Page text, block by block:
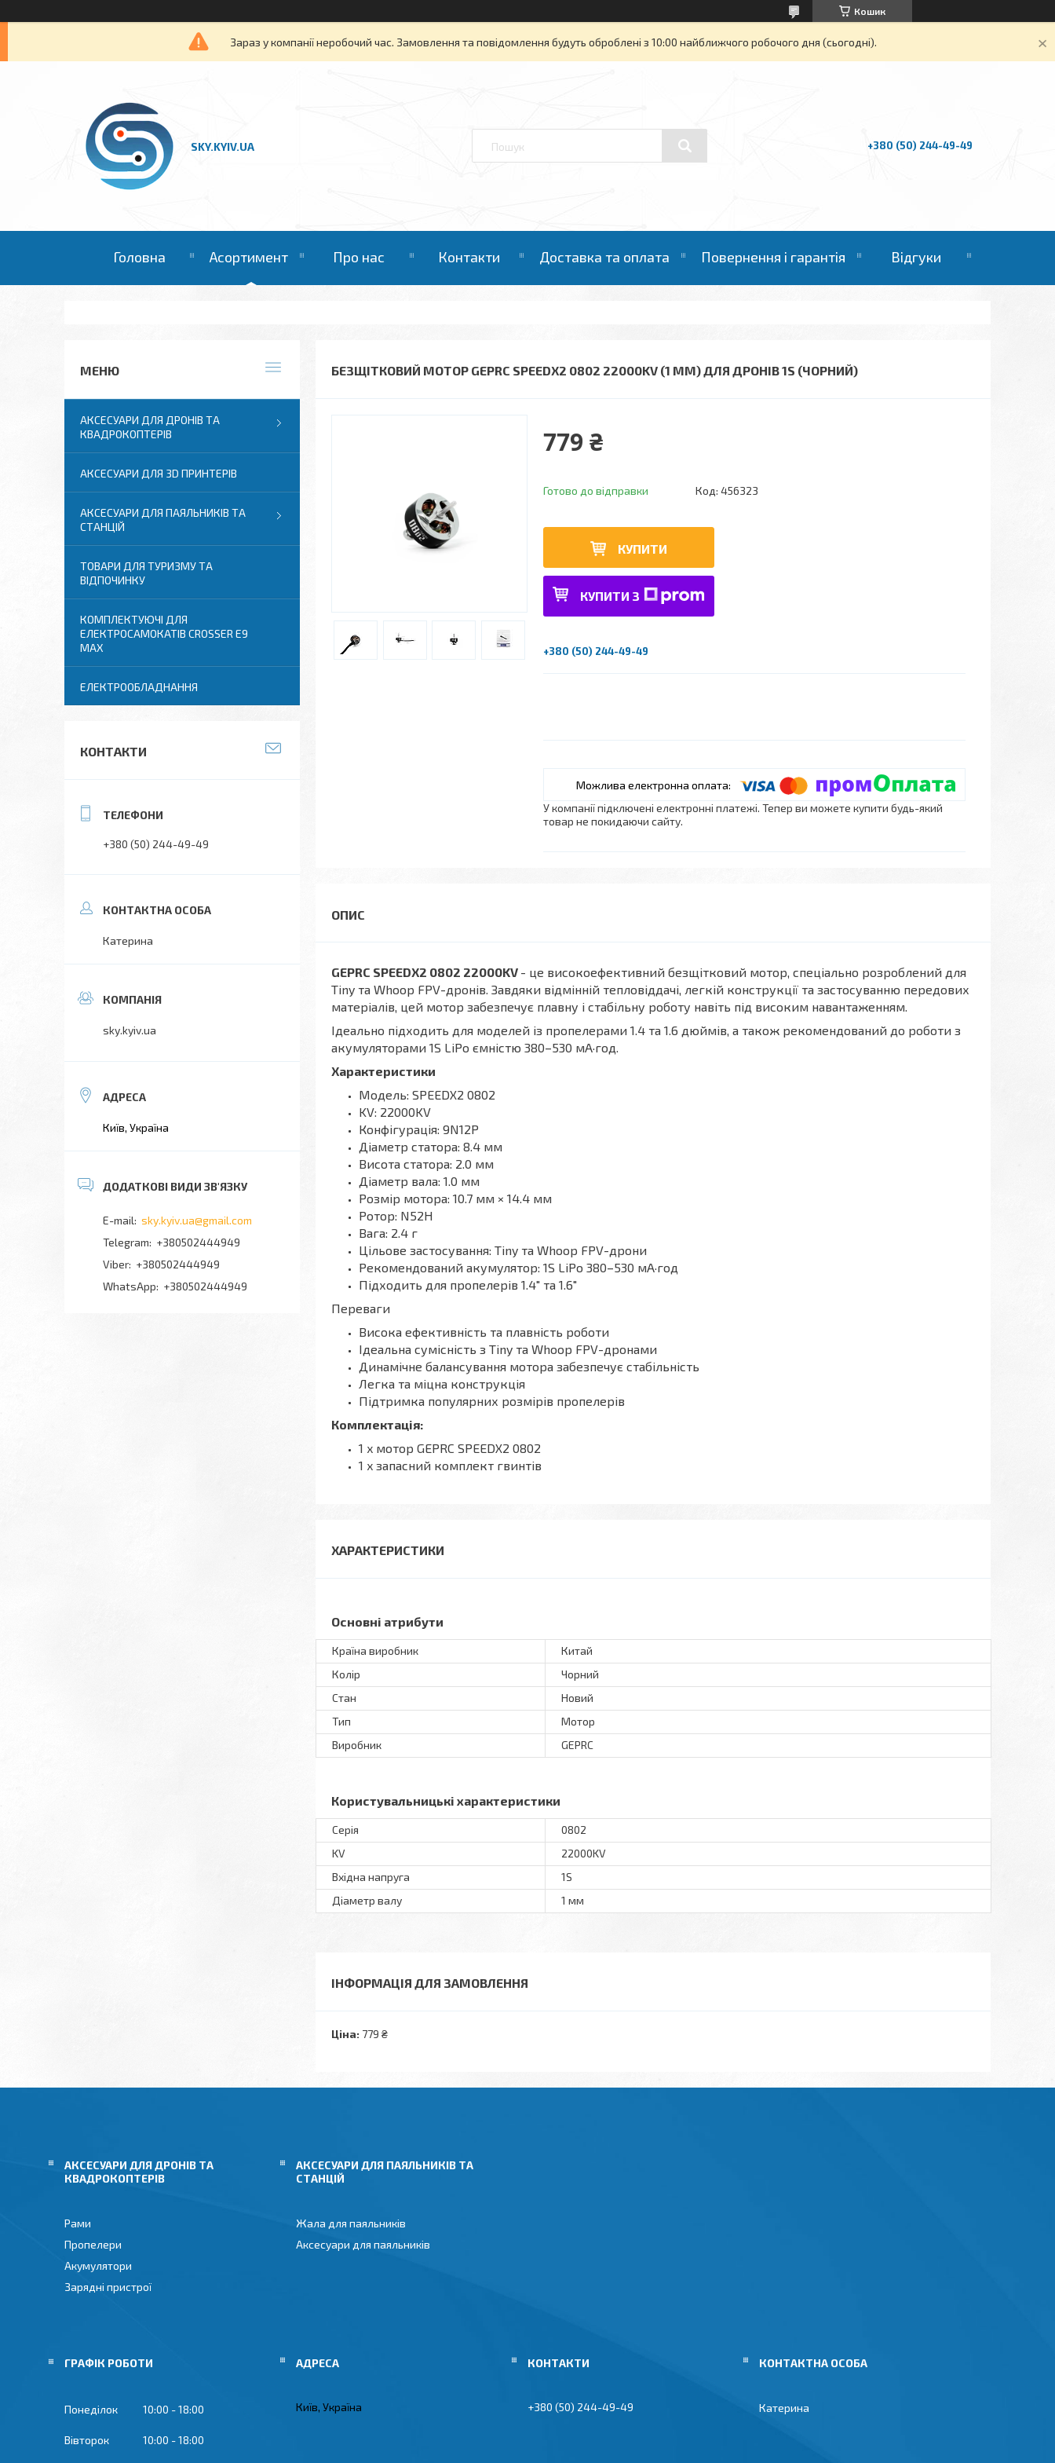
Кошик
Зараз у компанії неробочий час. Замовлення та повідомлення будуть оброблені з 10:00 найближчого робочого дня (сьогодні).
SKY.KYIV.UA +380 (50) 244-49-49
Головна Асортимент Про нас Контакти Доставка та оплата Повернення і гарантія Відгуки
БЕЗЩІТКОВИЙ МОТОР GEPRC SPEEDX2 0802 22000KV (1 ММ) ДЛЯ ДРОНІВ 1S (ЧОРНИЙ)
779 ₴
Готово до відправки Код: 456323
КУПИТИ
КУПИТИ З
+380 (50) 244-49-49
У компанії підключені електронні платежі. Тепер ви можете купити будь-який
товар не покидаючи сайту.
GEPRC SPEEDX2 0802 22000KV - це високоефективний безщітковий мотор, спеціально розроблений для
Tiny та Whoop FPV-дронів. Завдяки відмінній тепловіддачі, легкій конструкції та застосуванню передових
матеріалів, цей мотор забезпечує плавну і стабільну роботу навіть під високим навантаженням.
Ідеально підходить для моделей із пропелерами 1.4 та 1.6 дюймів, а також рекомендований до роботи з
акумуляторами 1S LiPo ємністю 380–530 мА·год.
Характеристики
Модель: SPEEDX2 0802
KV: 22000KV
Конфігурація: 9N12P
Діаметр статора: 8.4 мм
Висота статора: 2.0 мм
Діаметр вала: 1.0 мм
Розмір мотора: 10.7 мм × 14.4 мм
Ротор: N52H
Вага: 2.4 г
Цільове застосування: Tiny та Whoop FPV-дрони
Рекомендований акумулятор: 1S LiPo 380–530 мА·год
Підходить для пропелерів 1.4" та 1.6"
Переваги
Висока ефективність та плавність роботи
Ідеальна сумісність з Tiny та Whoop FPV-дронами
Динамічне балансування мотора забезпечує стабільність
Легка та міцна конструкція
Підтримка популярних розмірів пропелерів
Комплектація:
1 x мотор GEPRC SPEEDX2 0802
1 x запасний комплект гвинтів
ХАРАКТЕРИСТИКИ
Основні атрибути
Країна виробник
Китай
Колір
Чорний
Стан
Новий
Тип
Мотор
Виробник
GEPRC
Користувальницькі характеристики
Серія
0802
KV
22000KV
Вхідна напруга
1S
Діаметр валу
1 мм
ІНФОРМАЦІЯ ДЛЯ ЗАМОВЛЕННЯ
Ціна: 779 ₴
АКСЕСУАРИ ДЛЯ ДРОНІВ ТА
КВАДРОКОПТЕРІВ
АКСЕСУАРИ ДЛЯ 3D ПРИНТЕРІВ
АКСЕСУАРИ ДЛЯ ПАЯЛЬНИКІВ ТА
СТАНЦІЙ
ТОВАРИ ДЛЯ ТУРИЗМУ ТА
ВІДПОЧИНКУ
КОМПЛЕКТУЮЧІ ДЛЯ
ЕЛЕКТРОСАМОКАТІВ CROSSER E9
MAX
ЕЛЕКТРООБЛАДНАННЯ
КОНТАКТИ
+380 (50) 244-49-49
Катерина
sky.kyiv.ua
Київ, Україна
sky.kyiv.ua@gmail.com
+380502444949
+380502444949
+380502444949
АКСЕСУАРИ ДЛЯ ДРОНІВ ТА
КВАДРОКОПТЕРІВ
Рами
Пропелери
Акумулятори
Зарядні пристрої
АКСЕСУАРИ ДЛЯ ПАЯЛЬНИКІВ ТА
СТАНЦІЙ
Жала для паяльників
Аксесуари для паяльників
ГРАФІК РОБОТИ
Понеділок 10:00 18:00
Вівторок 10:00 18:00
Київ, Україна +380 (50) 244-49-49 Катерина